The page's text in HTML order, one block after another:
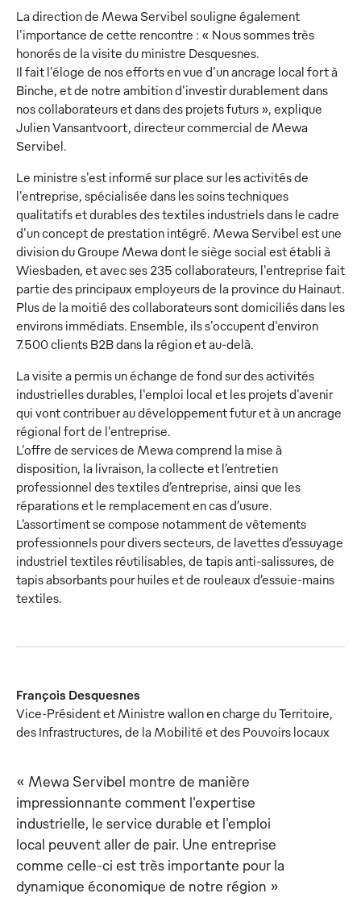
La direction de Mewa Servibel souligne également
l'importance de cette rencontre : « Nous sommes très
honorés de la visite du ministre Desquesnes.
Il fait l'éloge de nos efforts en vue d'un ancrage local fort à
Binche, et de notre ambition d'investir durablement dans
nos collaborateurs et dans des projets futurs », explique
Julien Vansantvoort, directeur commercial de Mewa
Servibel.
Le ministre s'est informé sur place sur les activités de
l'entreprise, spécialisée dans les soins techniques
qualitatifs et durables des textiles industriels dans le cadre
d'un concept de prestation intégré. Mewa Servibel est une
division du Groupe Mewa dont le siège social est établi à
Wiesbaden, et avec ses 235 collaborateurs, l'entreprise fait
partie des principaux employeurs de la province du Hainaut.
Plus de la moitié des collaborateurs sont domiciliés dans les
environs immédiats. Ensemble, ils s'occupent d'environ
7.500 clients B2B dans la région et au-delà.
La visite a permis un échange de fond sur des activités
industrielles durables, l'emploi local et les projets d'avenir
qui vont contribuer au développement futur et à un ancrage
régional fort de l'entreprise.
L'offre de services de Mewa comprend la mise à
disposition, la livraison, la collecte et l’entretien
professionnel des textiles d’entreprise, ainsi que les
réparations et le remplacement en cas d’usure.
L’assortiment se compose notamment de vêtements
professionnels pour divers secteurs, de lavettes d’essuyage
industriel textiles réutilisables, de tapis anti-salissures, de
tapis absorbants pour huiles et de rouleaux d’essuie-mains
textiles.
François Desquesnes
Vice-Président et Ministre wallon en charge du Territoire,
des Infrastructures, de la Mobilité et des Pouvoirs locaux
« Mewa Servibel montre de manière
impressionnante comment l'expertise
industrielle, le service durable et l'emploi
local peuvent aller de pair. Une entreprise
comme celle-ci est très importante pour la
dynamique économique de notre région »